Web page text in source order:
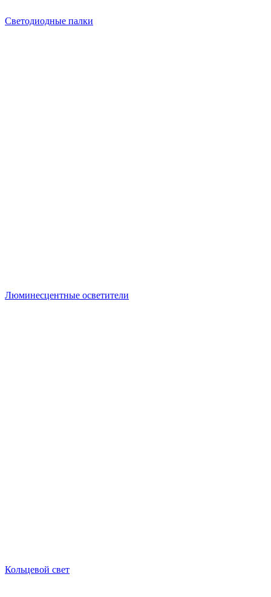
Светодиодные палки
Люминесцентные осветители
Кольцевой свет